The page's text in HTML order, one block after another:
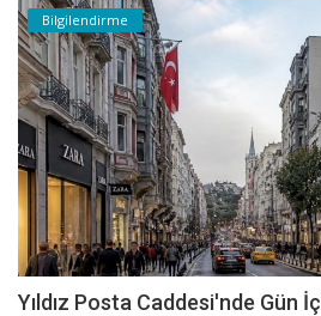
Bilgilendirme
Yıldız Posta Caddesi'nde Gün